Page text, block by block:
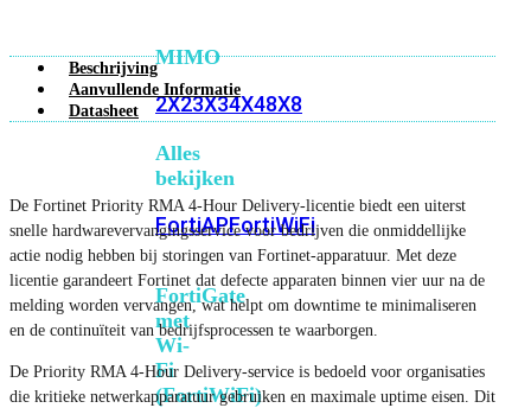
MIMO
2X23X34X48X8
Alles
bekijken
FortiAPFortiWiFi
FortiGate
met
Wi-
Fi
(FortiWiFi)
Beschrijving
Aanvullende Informatie
Datasheet
De Fortinet Priority RMA 4-Hour Delivery-licentie biedt een uiterst
snelle hardwarevervangingsservice voor bedrijven die onmiddellijke
actie nodig hebben bij storingen van Fortinet-apparatuur. Met deze
licentie garandeert Fortinet dat defecte apparaten binnen vier uur na de
melding worden vervangen, wat helpt om downtime te minimaliseren
en de continuïteit van bedrijfsprocessen te waarborgen.
De Priority RMA 4-Hour Delivery-service is bedoeld voor organisaties
die kritieke netwerkapparatuur gebruiken en maximale uptime eisen. Dit